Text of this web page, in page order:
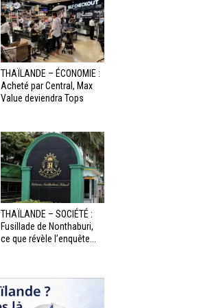
THAÏLANDE – ÉCONOMIE :
Acheté par Central, Max
Value deviendra Tops
THAÏLANDE – SOCIÉTÉ :
Fusillade de Nonthaburi,
ce que révèle l’enquête...